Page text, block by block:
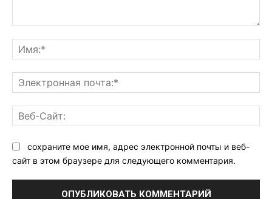
сохраните мое имя, адрес электронной почты и веб-
сайт в этом браузере для следующего комментария.